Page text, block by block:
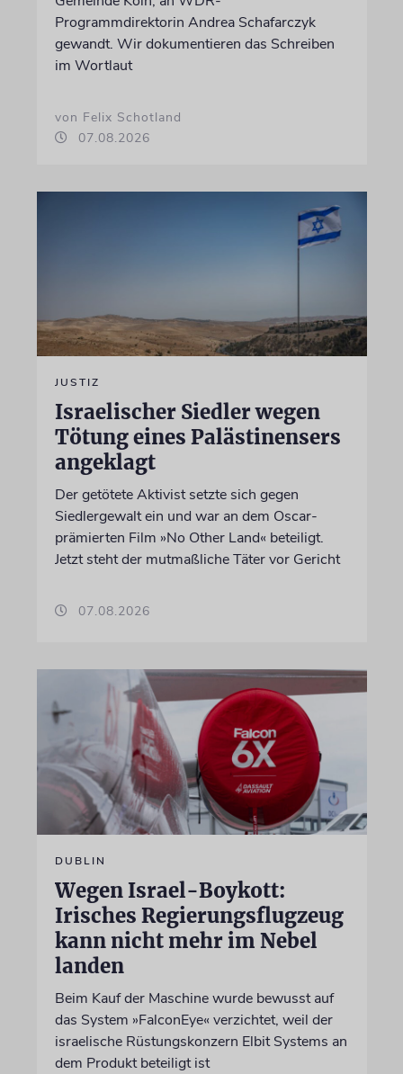
Programmdirektorin Andrea Schafarczyk
gewandt. Wir dokumentieren das Schreiben
im Wortlaut
von Felix Schotland
07.08.2026
JUSTIZ
Israelischer Siedler wegen
Tötung eines Palästinensers
angeklagt
Der getötete Aktivist setzte sich gegen
Siedlergewalt ein und war an dem Oscar-
prämierten Film »No Other Land« beteiligt.
Jetzt steht der mutmaßliche Täter vor Gericht
07.08.2026
DUBLIN
Wegen Israel-Boykott:
Irisches Regierungsflugzeug
kann nicht mehr im Nebel
landen
Beim Kauf der Maschine wurde bewusst auf
das System »FalconEye« verzichtet, weil der
israelische Rüstungskonzern Elbit Systems an
dem Produkt beteiligt ist